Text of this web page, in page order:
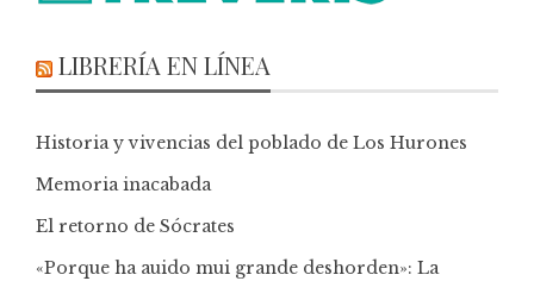
LIBRERÍA EN LÍNEA
Historia y vivencias del poblado de Los Hurones
Memoria inacabada
El retorno de Sócrates
«Porque ha auido mui grande deshorden»: La